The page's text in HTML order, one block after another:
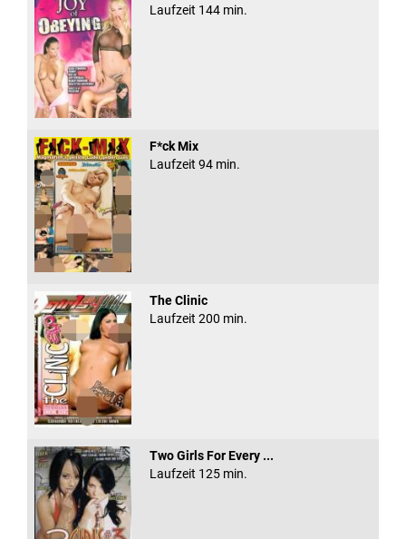
Laufzeit 144 min.
F*ck Mix
Laufzeit 94 min.
The Clinic
Laufzeit 200 min.
Two Girls For Every ...
Laufzeit 125 min.